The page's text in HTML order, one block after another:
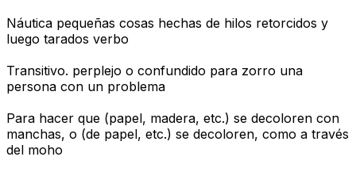
Náutica pequeñas cosas hechas de hilos retorcidos y
luego tarados verbo
Transitivo. perplejo o confundido para zorro una
persona con un problema
Para hacer que (papel, madera, etc.) se decoloren con
manchas, o (de papel, etc.) se decoloren, como a través
del moho